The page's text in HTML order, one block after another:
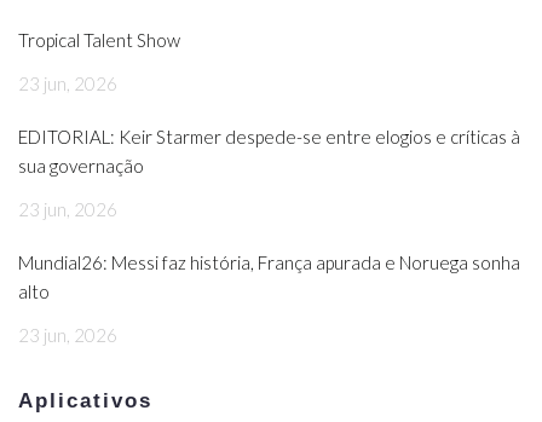
Tropical Talent Show
23 jun, 2026
EDITORIAL: Keir Starmer despede-se entre elogios e críticas à
sua governação
23 jun, 2026
Mundial26: Messi faz história, França apurada e Noruega sonha
alto
23 jun, 2026
Aplicativos